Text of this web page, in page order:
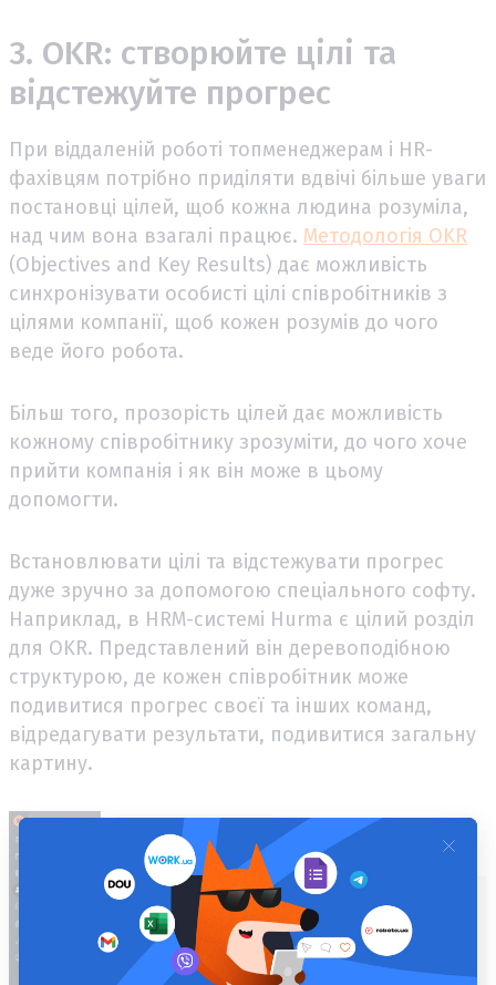
3. OKR: створюйте цілі та
відстежуйте прогрес
При віддаленій роботі топменеджерам і HR-
фахівцям потрібно приділяти вдвічі більше уваги
постановці цілей, щоб кожна людина розуміла,
над чим вона взагалі працює. Методологія OKR
(Objectives and Key Results) дає можливість
синхронізувати особисті цілі співробітників з
цілями компанії, щоб кожен розумів до чого
веде його робота.
Більш того, прозорість цілей дає можливість
кожному співробітнику зрозуміти, до чого хоче
прийти компанія і як він може в цьому
допомогти.
Встановлювати цілі та відстежувати прогрес
дуже зручно за допомогою спеціального софту.
Наприклад, в HRM-системі Hurma є цілий розділ
для OKR. Представлений він деревоподібною
структурою, де кожен співробітник може
подивитися прогрес своєї та інших команд,
відредагувати результати, подивитися загальну
картину.